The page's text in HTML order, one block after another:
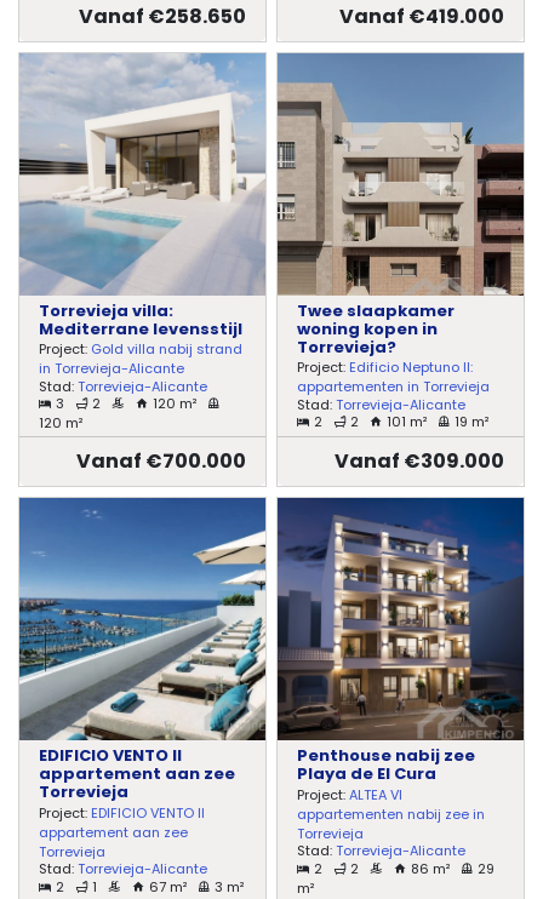
Vanaf €258.650 Vanaf €419.000
Torrevieja villa:
Mediterrane levensstijl
Project: Gold villa nabij strand
in Torrevieja-Alicante
Stad:Torrevieja-Alicante
3
2
120 m²
120 m²
Vanaf €700.000
Twee slaapkamer
woning kopen in
Torrevieja?
Project: Edificio Neptuno II:
appartementen in Torrevieja
Stad:Torrevieja-Alicante
2
2 101 m² 19 m²
Vanaf €309.000
EDIFICIO VENTO II
appartement aan zee
Torrevieja
Project: EDIFICIO VENTO II
appartement aan zee
Torrevieja
Stad:Torrevieja-Alicante
2
1 67 m² 3 m²
Penthouse nabij zee
Playa de El Cura
Project:ALTEA VI
appartementen nabij zee in
Torrevieja
Stad:Torrevieja-Alicante
2
2 86 m²
29
m²